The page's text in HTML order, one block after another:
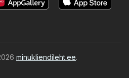
minukliendileht.ee.